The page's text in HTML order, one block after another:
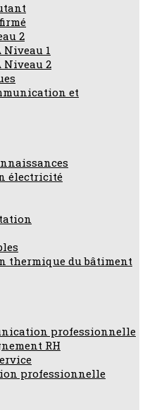
2
Niveau 1
Niveau 2
et
électricité
thermique du bâtiment
professionnelle
RH
professionnelle